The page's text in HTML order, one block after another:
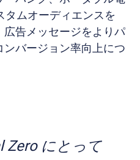
タムオーディエンスを
告メッセージをよりパ
バージョン率向上につ
Zero にとって